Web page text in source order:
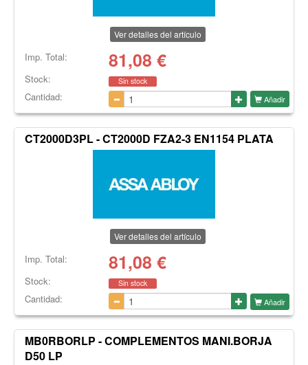
Ver detalles del artículo
Imp. Total: 81,08 €
Stock: Sin stock
Cantidad: Añadir
CT2000D3PL - CT2000D FZA2-3 EN1154 PLATA
Ver detalles del artículo
Imp. Total: 81,08 €
Stock: Sin stock
Cantidad: Añadir
MB0RBORLP - COMPLEMENTOS MANI.BORJA
D50 LP